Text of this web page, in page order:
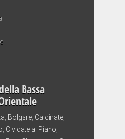
Bassa
, Bolgare, Calcinate,
, Cividate al Piano,